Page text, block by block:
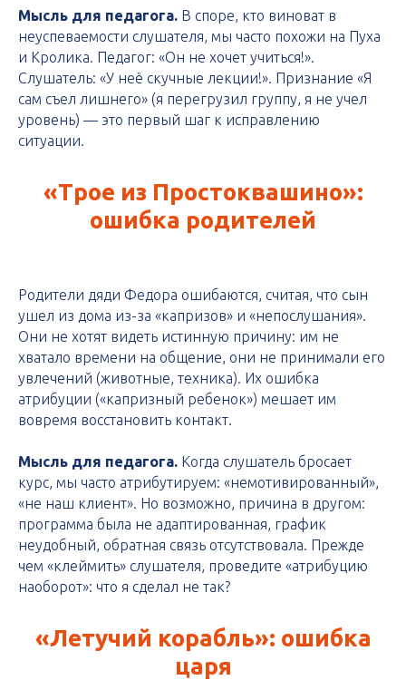
Мысль для педагога. В споре, кто виноват в
неуспеваемости слушателя, мы часто похожи на Пуха
и Кролика. Педагог: «Он не хочет учиться!».
Слушатель: «У неё скучные лекции!». Признание «Я
сам съел лишнего» (я перегрузил группу, я не учел
уровень) — это первый шаг к исправлению
ситуации.
«Трое из Простоквашино»:
ошибка родителей
Родители дяди Федора ошибаются, считая, что сын
ушел из дома из-за «капризов» и «непослушания».
Они не хотят видеть истинную причину: им не
хватало времени на общение, они не принимали его
увлечений (животные, техника). Их ошибка
атрибуции («капризный ребенок») мешает им
вовремя восстановить контакт.
Мысль для педагога. Когда слушатель бросает
курс, мы часто атрибутируем: «немотивированный»,
«не наш клиент». Но возможно, причина в другом:
программа была не адаптированная, график
неудобный, обратная связь отсутствовала. Прежде
чем «клеймить» слушателя, проведите «атрибуцию
наоборот»: что я сделал не так?
«Летучий корабль»: ошибка
царя